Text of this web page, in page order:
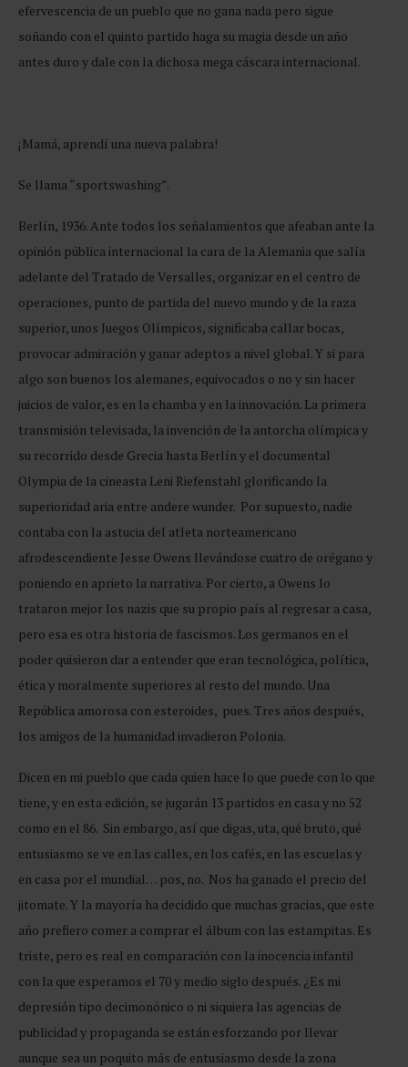
efervescencia de un pueblo que no gana nada pero sigue
soñando con el quinto partido haga su magia desde un año
antes duro y dale con la dichosa mega cáscara internacional.
¡Mamá, aprendí una nueva palabra!
Se llama “sportswashing”.
Berlín, 1936. Ante todos los señalamientos que afeaban ante la
opinión pública internacional la cara de la Alemania que salía
adelante del Tratado de Versalles, organizar en el centro de
operaciones, punto de partida del nuevo mundo y de la raza
superior, unos Juegos Olímpicos, significaba callar bocas,
provocar admiración y ganar adeptos a nivel global. Y si para
algo son buenos los alemanes, equivocados o no y sin hacer
juicios de valor, es en la chamba y en la innovación. La primera
transmisión televisada, la invención de la antorcha olímpica y
su recorrido desde Grecia hasta Berlín y el documental
Olympia de la cineasta Leni Riefenstahl glorificando la
superioridad aria entre andere wunder. Por supuesto, nadie
contaba con la astucia del atleta norteamericano
afrodescendiente Jesse Owens llevándose cuatro de orégano y
poniendo en aprieto la narrativa. Por cierto, a Owens lo
trataron mejor los nazis que su propio país al regresar a casa,
pero esa es otra historia de fascismos. Los germanos en el
poder quisieron dar a entender que eran tecnológica, política,
ética y moralmente superiores al resto del mundo. Una
República amorosa con esteroides, pues. Tres años después,
los amigos de la humanidad invadieron Polonia.
Dicen en mi pueblo que cada quien hace lo que puede con lo que
tiene, y en esta edición, se jugarán 13 partidos en casa y no 52
como en el 86. Sin embargo, así que digas, uta, qué bruto, qué
entusiasmo se ve en las calles, en los cafés, en las escuelas y
en casa por el mundial… pos, no. Nos ha ganado el precio del
jitomate. Y la mayoría ha decidido que muchas gracias, que este
año prefiero comer a comprar el álbum con las estampitas. Es
triste, pero es real en comparación con la inocencia infantil
con la que esperamos el 70 y medio siglo después. ¿Es mi
depresión tipo decimonónico o ni siquiera las agencias de
publicidad y propaganda se están esforzando por llevar
aunque sea un poquito más de entusiasmo desde la zona